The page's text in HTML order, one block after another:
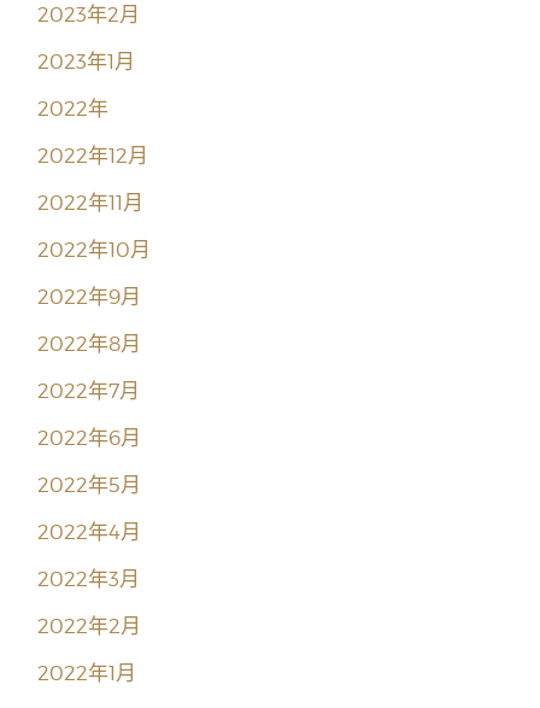
2023年2月
2023年1月
2022年
2022年12月
2022年11月
2022年10月
2022年9月
2022年8月
2022年7月
2022年6月
2022年5月
2022年4月
2022年3月
2022年2月
2022年1月